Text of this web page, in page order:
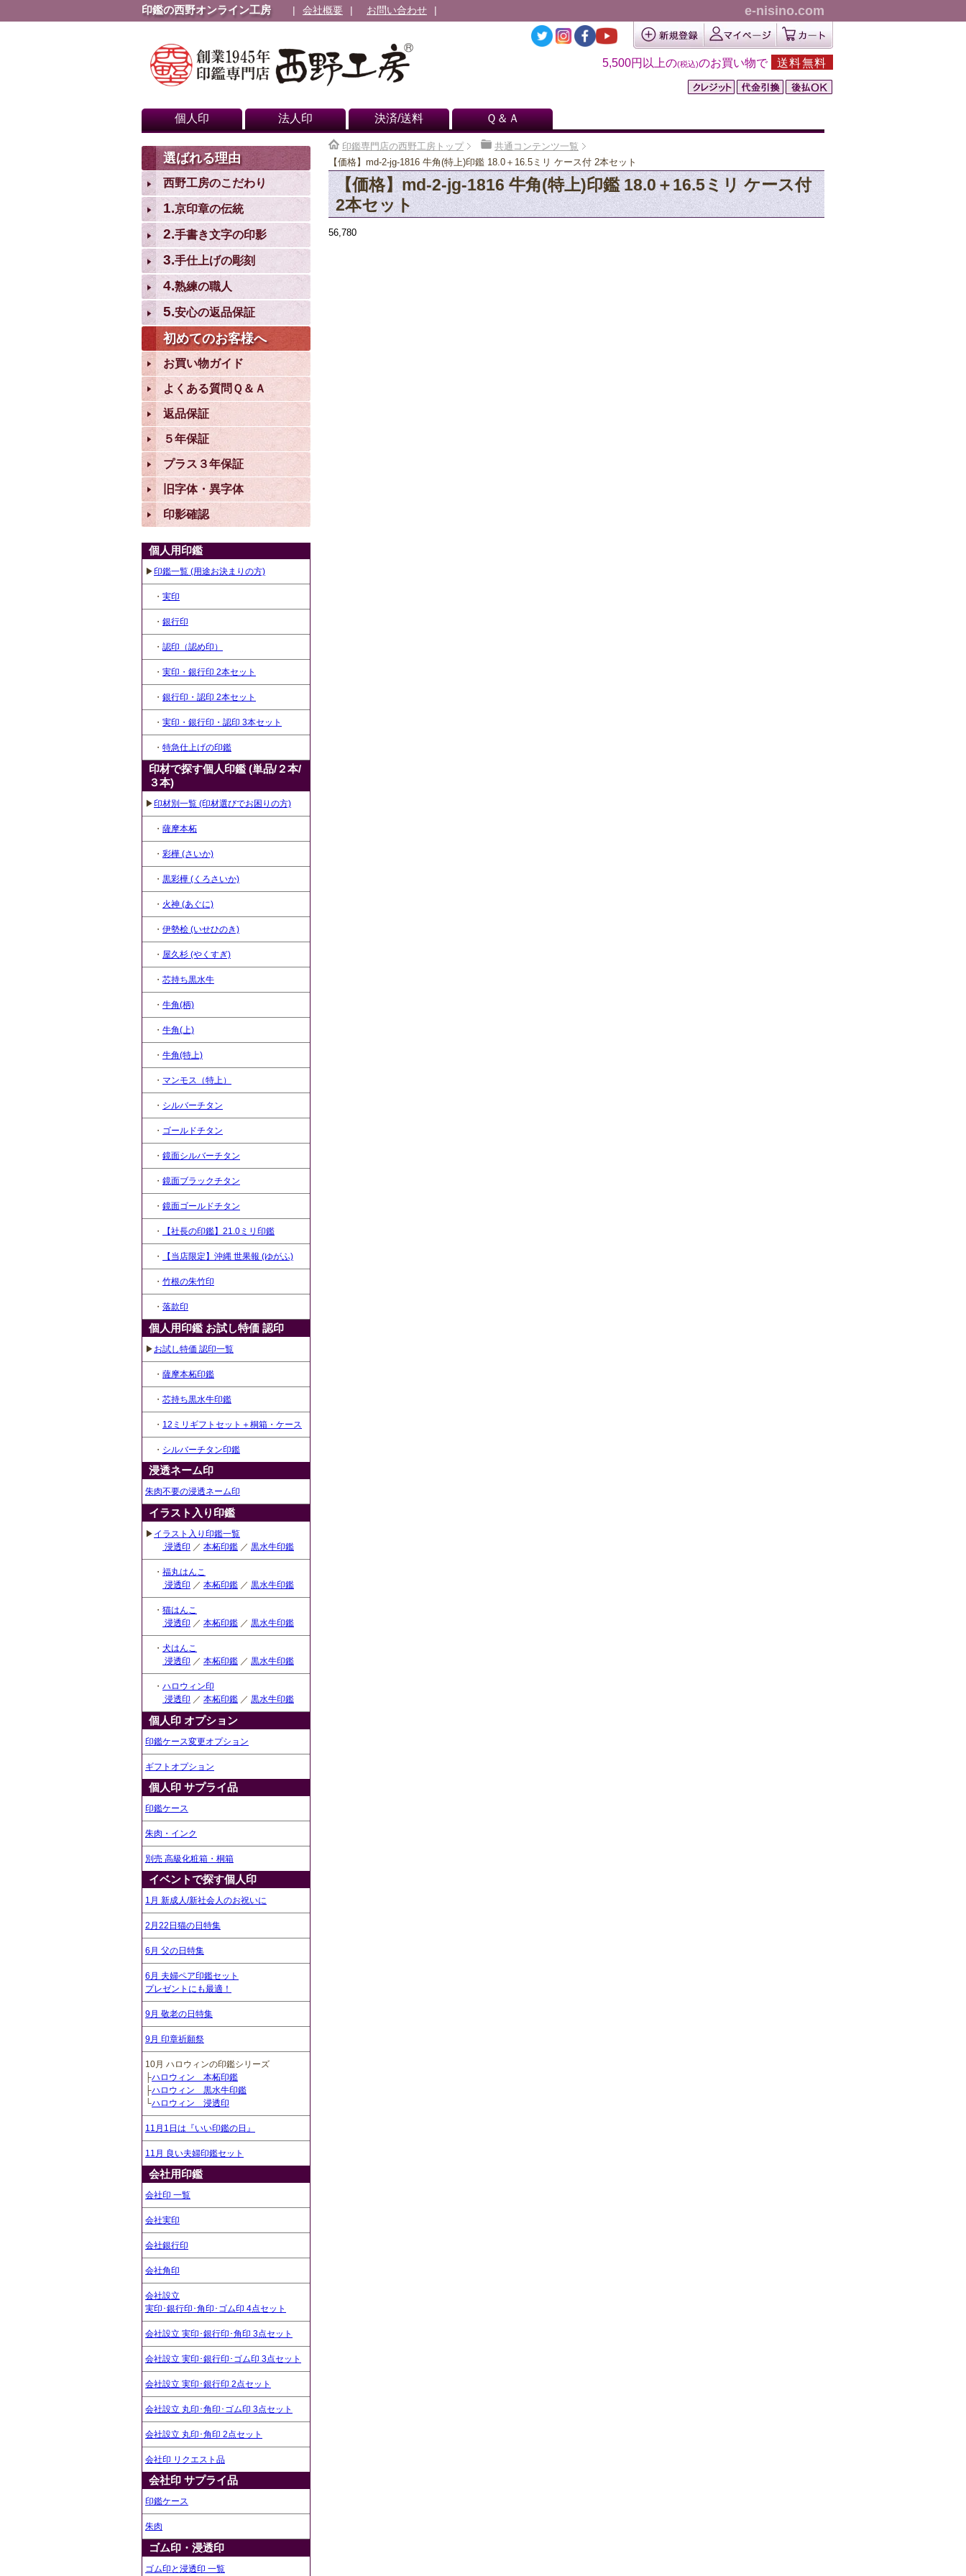
印鑑の西野オンライン工房 会社概要 お問い合わせ e-nisino.com
5,500円以上の(税込)のお買い物で 送料無料
個人印 法人印 決済/送料 Ｑ＆Ａ
選ばれる理由
西野工房のこだわり
1.京印章の伝統
2.手書き文字の印影
3.手仕上げの彫刻
4.熟練の職人
5.安心の返品保証
初めてのお客様へ
お買い物ガイド
よくある質問Ｑ＆Ａ
返品保証
５年保証
プラス３年保証
旧字体・異字体
印影確認
個人用印鑑
▶印鑑一覧 (用途お決まりの方)
・ 実印
・ 銀行印
・ 認印（認め印）
・ 実印・銀行印 2本セット
・ 銀行印・認印 2本セット
・ 実印・銀行印・認印 3本セット
・ 特急仕上げの印鑑
印材で探す個人印鑑 (単品/２本/
３本)
▶印材別一覧 (印材選びでお困りの方)
・ 薩摩本柘
・ 彩樺 (さいか)
・ 黒彩樺 (くろさいか)
・ 火神 (あぐに)
・ 伊勢桧 (いせひのき)
・ 屋久杉 (やくすぎ)
・ 芯持ち黒水牛
・ 牛角(柄)
・ 牛角(上)
・ 牛角(特上)
・ マンモス（特上）
・ シルバーチタン
・ ゴールドチタン
・ 鏡面シルバーチタン
・ 鏡面ブラックチタン
・ 鏡面ゴールドチタン
・ 【社長の印鑑】21.0ミリ印鑑
・ 【当店限定】沖縄 世果報 (ゆがふ)
・ 竹根の朱竹印
・ 落款印
個人用印鑑 お試し特価 認印
▶ お試し特価 認印一覧
・ 薩摩本柘印鑑
・ 芯持ち黒水牛印鑑
・ 12ミリギフトセット＋桐箱・ケース
・ シルバーチタン印鑑
浸透ネーム印
朱肉不要の浸透ネーム印
イラスト入り印鑑
▶ イラスト入り印鑑一覧
浸透印 ／ 本柘印鑑 ／ 黒水牛印鑑
・ 福丸はんこ
浸透印 ／ 本柘印鑑 ／ 黒水牛印鑑
・ 猫はんこ
浸透印 ／ 本柘印鑑 ／ 黒水牛印鑑
・ 犬はんこ
浸透印 ／ 本柘印鑑 ／ 黒水牛印鑑
・ ハロウィン印
浸透印 ／ 本柘印鑑 ／ 黒水牛印鑑
個人印 オプション
印鑑ケース変更オプション
ギフトオプション
個人印 サプライ品
印鑑ケース
朱肉・インク
別売 高級化粧箱・桐箱
イベントで探す個人印
1月 新成人/新社会人のお祝いに
2月22日猫の日特集
6月 父の日特集
6月 夫婦ペア印鑑セット
プレゼントにも最適！
9月 敬老の日特集
9月 印章祈願祭
10月 ハロウィンの印鑑シリーズ
├ハロウィン 本柘印鑑
├ハロウィン 黒水牛印鑑
└ハロウィン 浸透印
11月1日は『いい印鑑の日』
11月 良い夫婦印鑑セット
会社用印鑑
会社印 一覧
会社実印
会社銀行印
会社角印
会社設立
実印･銀行印･角印･ゴム印 4点セット
会社設立 実印･銀行印･角印 3点セット
会社設立 実印･銀行印･ゴム印 3点セット
会社設立 実印･銀行印 2点セット
会社設立 丸印･角印･ゴム印 3点セット
会社設立 丸印･角印 2点セット
会社印 リクエスト品
会社印 サプライ品
印鑑ケース
朱肉
ゴム印・浸透印
ゴム印と浸透印 一覧
印鑑専門店の西野工房トップ
共通コンテンツ一覧
【価格】md-2-jg-1816 牛角(特上)印鑑 18.0＋16.5ミリ ケース付 2本セット
【価格】md-2-jg-1816 牛角(特上)印鑑 18.0＋16.5ミリ ケース付
2本セット
56,780